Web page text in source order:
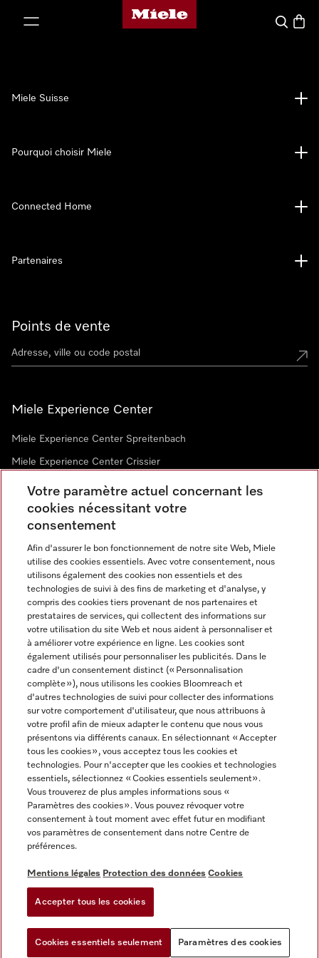
Page d'accueil de Miele
Search
Points de vente
Miele Experience Center
Miele Experience Center Spreitenbach
Miele Experience Center Crissier
Newsletter
Langue
FRANÇAIS
Miele Suisse
Pourquoi choisir Miele
Connected Home
Partenaires
Mentions légales
CGV
Protection des données
Paramètres des cookies
Miele sur Youtube
Votre paramètre actuel concernant les
cookies nécessitant votre
consentement
Afin d'assurer le bon fonctionnement de notre site Web, Miele
utilise des cookies essentiels. Avec votre consentement, nous
utilisons également des cookies non essentiels et des
technologies de suivi à des fins de marketing et d'analyse, y
compris des cookies tiers provenant de nos partenaires et
prestataires de services, qui collectent des informations sur
votre utilisation du site Web et nous aident à personnaliser et
à améliorer votre expérience en ligne. Les cookies sont
également utilisés pour personnaliser les publicités. Dans le
cadre d'un consentement distinct (« Personnalisation
complète »), nous utilisons les cookies Bloomreach et
d'autres technologies de suivi pour collecter des informations
sur votre comportement d'utilisateur, que nous attribuons à
votre profil afin de mieux adapter le contenu que nous vous
présentons via différents canaux. En sélectionnant « Accepter
tous les cookies », vous acceptez tous les cookies et
technologies. Pour n'accepter que les cookies et technologies
essentiels, sélectionnez « Cookies essentiels seulement».
Vous trouverez de plus amples informations sous «
Paramètres des cookies ». Vous pouvez révoquer votre
consentement à tout moment avec effet futur en modifiant
vos paramètres de consentement dans notre Centre de
préférences.
Mentions légales Protection des données Cookies
Accepter tous les cookies
Cookies essentiels seulement Paramètres des cookies